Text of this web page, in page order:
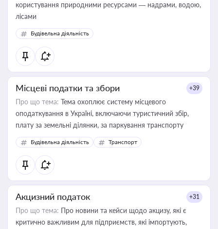
користування природними ресурсами — надрами, водою,
лісами
Будівельна діяльність
Місцеві податки та збори +39
Про що тема: Тема охоплює систему місцевого
оподаткування в Україні, включаючи туристичний збір,
плату за земельні ділянки, за паркування транспорту
Будівельна діяльність Транспорт
Акцизний податок +31
Про що тема: Про новини та кейси щодо акцизу, які є
критично важливим для підприємств, які імпортують,